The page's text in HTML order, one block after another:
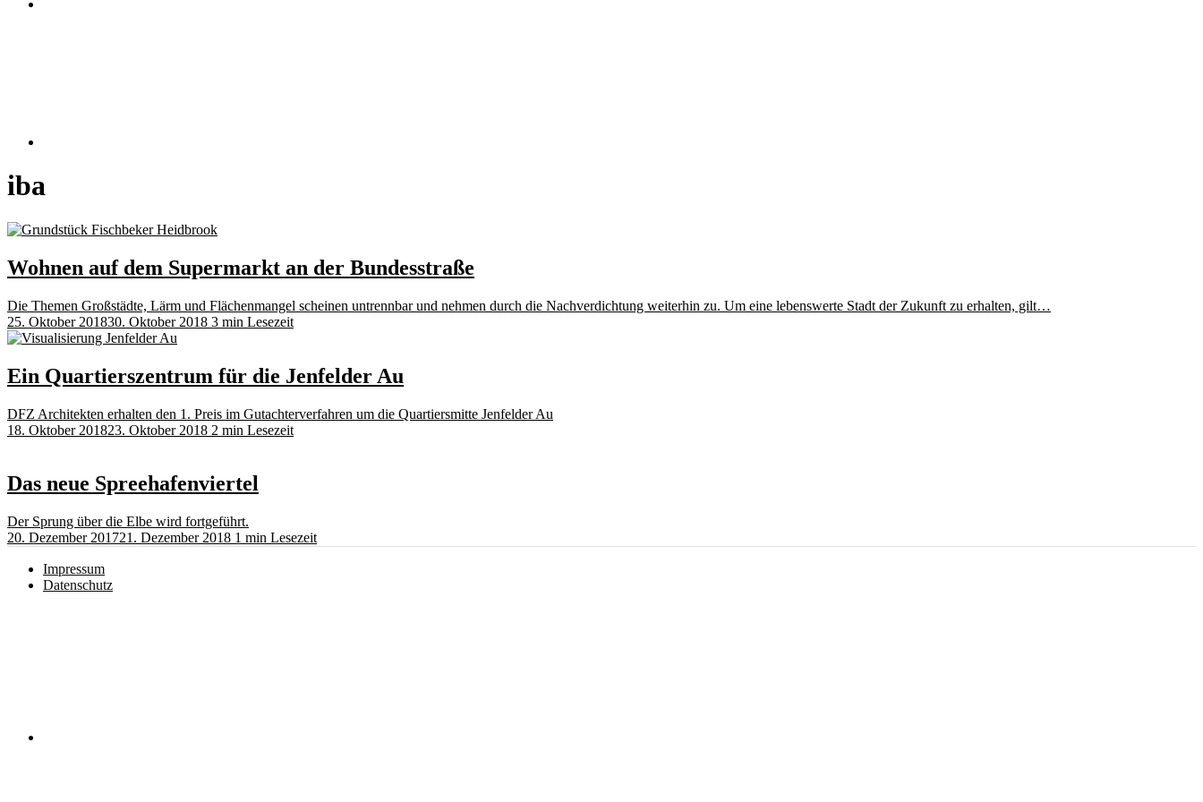
iba
Wohnen auf dem Supermarkt an der Bundesstraße
Die Themen Großstädte, Lärm und Flächenmangel scheinen untrennbar und nehmen durch die Nachverdichtung weiterhin zu. Um eine lebenswerte Stadt der Zukunft zu erhalten, gilt…
25. Oktober 201830. Oktober 2018 3 min Lesezeit
Ein Quartierszentrum für die Jenfelder Au
DFZ Architekten erhalten den 1. Preis im Gutachterverfahren um die Quartiersmitte Jenfelder Au
18. Oktober 201823. Oktober 2018 2 min Lesezeit
Das neue Spreehafenviertel
Der Sprung über die Elbe wird fortgeführt.
20. Dezember 201721. Dezember 2018 1 min Lesezeit
Impressum
Datenschutz